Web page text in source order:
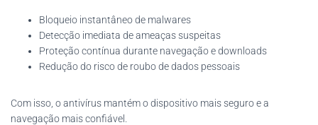
Bloqueio instantâneo de malwares
Detecção imediata de ameaças suspeitas
Proteção contínua durante navegação e downloads
Redução do risco de roubo de dados pessoais
Com isso, o antivírus mantém o dispositivo mais seguro e a
navegação mais confiável.